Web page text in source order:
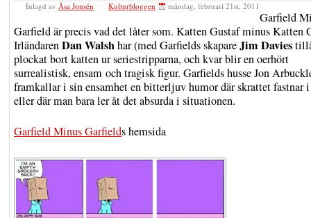
Inlagd av Åsa Jonsén Kulturbloggen måndag, februari 21st, 2011
Garfield
Garfield är precis vad det låter som. Katten Gustaf minus Katten
IrländarenDan Walshhar (med Garfields skapareJim Davies
plockat bort katten ur seriestripparna, och kvar blir en oerhört
surrealistisk, ensam och tragisk figur. Garfields husse Jon
framkallar i sin ensamhet en bitterljuv humor där skrattet fastnar
eller där man bara ler åt det absurda i situationen.
Garfield Minus Garfields hemsida